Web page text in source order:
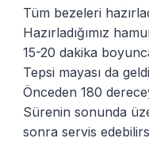
Tüm bezeleri
Hazırladığımız
15-20 dakika
Tepsi mayası da
Önceden 180
Sürenin sonunda
sonra servis